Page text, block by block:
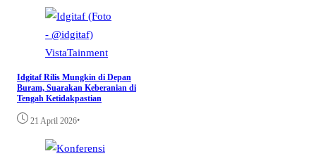
VistaTainment
Idgitaf Rilis Mungkin di Depan
Buram, Suarakan Keberanian di
Tengah Ketidakpastian
21 April 2026•